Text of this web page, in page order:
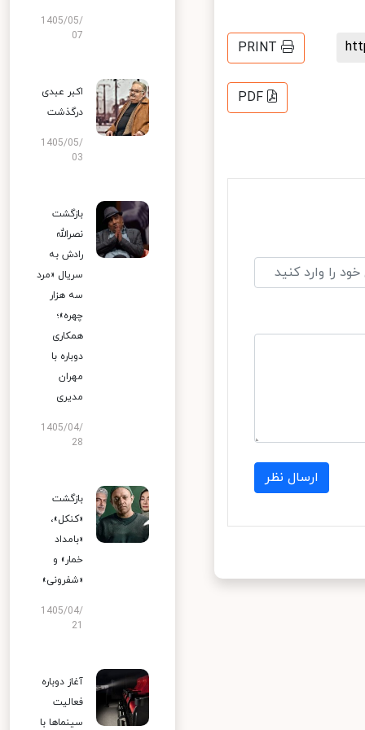
PRINT
PDF
ارسال نظر
1405/05/
07
اکبر عبدی
درگذشت
1405/05/
03
بازگشت
نصرالله
رادش به
سریال «مرد
سه هزار
چهره»؛
همکاری
دوباره با
مهران
مدیری
1405/04/
28
بازگشت
«کنکل»،
«بامداد
خمار» و
«شفرونی»
1405/04/
آغاز دوباره
فعالیت
سینماها با